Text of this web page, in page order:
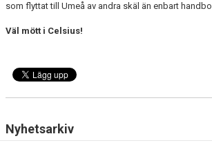
som flyttat till Umeå av andra skäl än enbart handboll
Väl mött i Celsius!
Nyhetsarkiv